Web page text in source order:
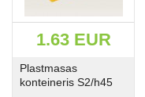
1.63 EUR
Plastmasas
konteineris S2/h45